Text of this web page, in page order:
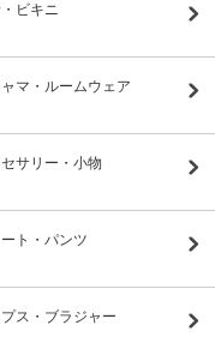
ビキニ
マ・ルームウェア
サリー・小物
ト・パンツ
プス・ブラジャー